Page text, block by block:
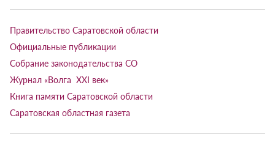
Правительство Саратовской области
Официальные публикации
Собрание законодательства СО
Журнал «Волга XXI век»
Книга памяти Саратовской области
Саратовская областная газета